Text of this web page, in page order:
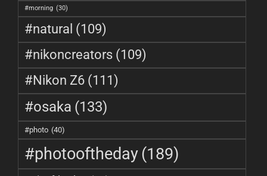
#morning (30)
#natural (109)
#nikoncreators (109)
#Nikon Z6 (111)
#osaka (133)
#photo (40)
#photooftheday(189)